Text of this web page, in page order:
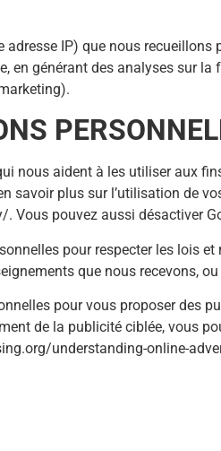
IP) que nous
en générant des analyses sur
nous aident à les utiliser aux
savoir plus sur l’utilisation de
pouvez aussi désactiver
pour respecter les lois
que nous recevons,
pour vous proposer des
de la publicité ciblée, vous
understanding-online-